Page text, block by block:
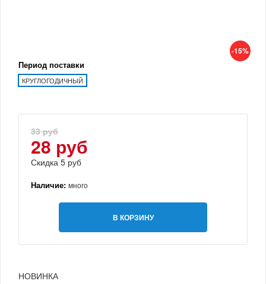
-15%
Период поставки
КРУГЛОГОДИЧНЫЙ
33 руб
28 руб
Скидка 5 руб
Наличие: много
В КОРЗИНУ
НОВИНКА